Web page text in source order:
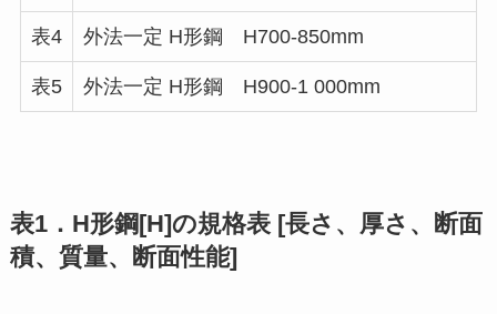
表4 外法一定 H形鋼 H700-850mm
表5 外法一定 H形鋼 H900-1 000mm
表1．H形鋼[H]の規格表 [長さ、厚さ、断面
積、質量、断面性能]